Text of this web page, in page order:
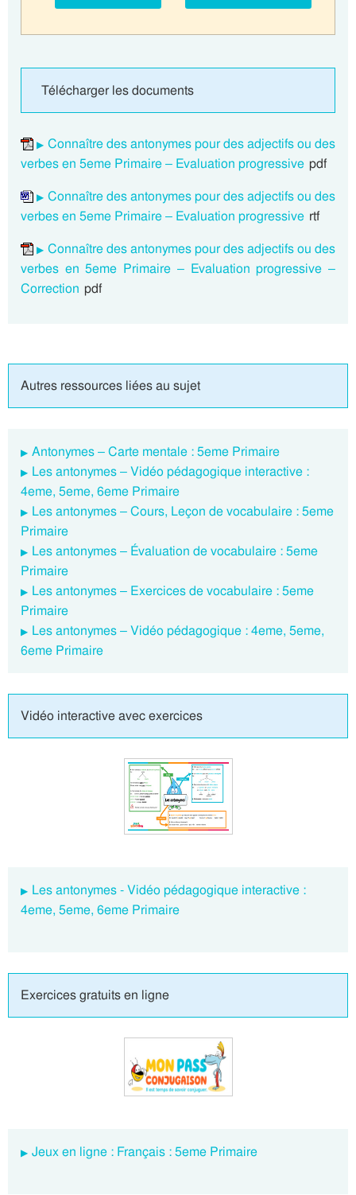
Télécharger les documents
Connaître des antonymes pour des adjectifs ou des
verbes en 5eme Primaire – Evaluation progressive pdf
Connaître des antonymes pour des adjectifs ou des
verbes en 5eme Primaire – Evaluation progressive rtf
Connaître des antonymes pour des adjectifs ou des
verbes en 5eme Primaire – Evaluation progressive –
Correction pdf
Autres ressources liées au sujet
Antonymes – Carte mentale : 5eme Primaire
Les antonymes – Vidéo pédagogique interactive :
4eme, 5eme, 6eme Primaire
Les antonymes – Cours, Leçon de vocabulaire : 5eme
Primaire
Les antonymes – Évaluation de vocabulaire : 5eme
Primaire
Les antonymes – Exercices de vocabulaire : 5eme
Primaire
Les antonymes – Vidéo pédagogique : 4eme, 5eme,
6eme Primaire
Vidéo interactive avec exercices
Les antonymes - Vidéo pédagogique interactive :
4eme, 5eme, 6eme Primaire
Exercices gratuits en ligne
Jeux en ligne : Français : 5eme Primaire